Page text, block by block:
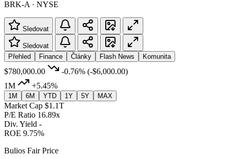
BRK-A · NYSE
Sledovat
Sledovat
Přehled
Finance Články Flash News Komunita
$780,000.00 -0.76% (-$6,000.00)
1M
+5.45%
1M 6M YTD 1Y 5Y MAX
Market Cap $1.1T
P/E Ratio 16.89x
Div. Yield -
ROE 9.75%
Bulios Fair Price